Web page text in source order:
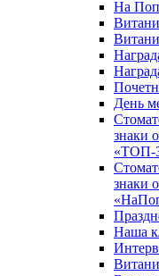
На
День
знаки
«ТОП-
знаки
Наша